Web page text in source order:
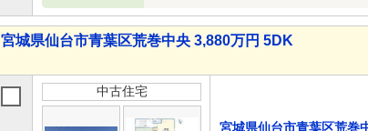
宮城県仙台市青葉区荒巻中央 3,880万円 5DK
中古住宅
宮城県仙台市青葉区荒巻